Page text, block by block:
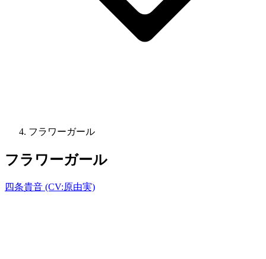
フラワーガール
フラワーガール
四条貴音 (CV:原由実)